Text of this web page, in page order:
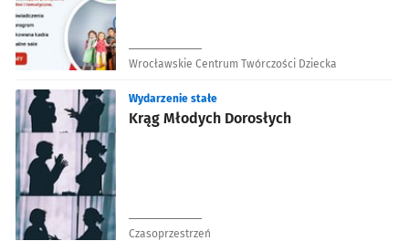
Wrocławskie Centrum Twórczości Dziecka
Krąg Młodych Dorosłych
Wydarzenie stałe
Czasoprzestrzeń